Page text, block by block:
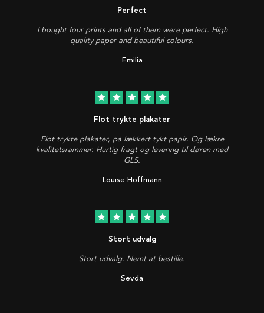
Perfect
I bought four prints and all of them were perfect. High
quality paper and beautiful colours.
Emilia
star star star star star
Flot trykte plakater
Flot trykte plakater, på lækkert tykt papir. Og lækre
kvalitetsrammer. Hurtig fragt og levering til døren med
GLS.
Louise Hoffmann
star star star star star
Stort udvalg
Stort udvalg. Nemt at bestille.
Sevda